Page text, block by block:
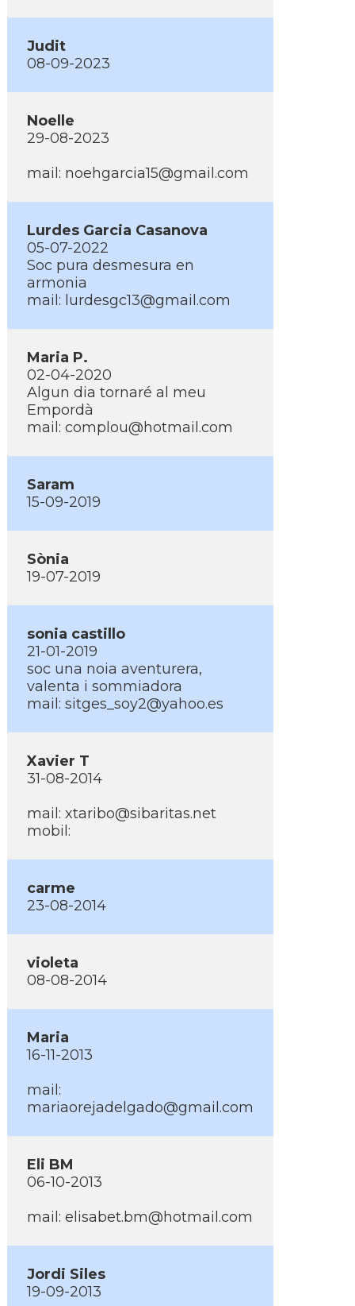
Judit
08-09-2023
Noelle
29-08-2023
mail: noehgarcia15@gmail.com
Lurdes Garcia Casanova
05-07-2022
Soc pura desmesura en
armonia
mail: lurdesgc13@gmail.com
Maria P.
02-04-2020
Algun dia tornaré al meu
Empordà
mail: complou@hotmail.com
Saram
15-09-2019
Sònia
19-07-2019
sonia castillo
21-01-2019
soc una noia aventurera,
valenta i sommiadora
mail: sitges_soy2@yahoo.es
Xavier T
31-08-2014
mail: xtaribo@sibaritas.net
mobil:
carme
23-08-2014
violeta
08-08-2014
Maria
16-11-2013
mail:
mariaorejadelgado@gmail.com
Eli BM
06-10-2013
mail: elisabet.bm@hotmail.com
Jordi Siles
19-09-2013